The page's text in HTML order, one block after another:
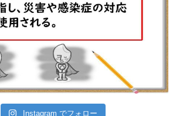
Instagram でフォロー